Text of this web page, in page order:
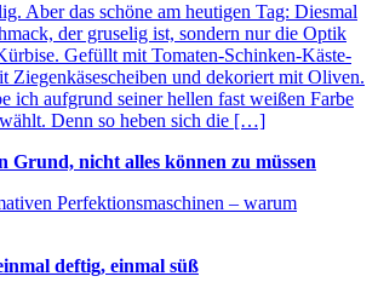
Aber das schöne am heutigen Tag: Diesmal
der gruselig ist, sondern nur die Optik
Gefüllt mit Tomaten-Schinken-Käste-
Ziegenkäsescheiben und dekoriert mit Oliven.
ich aufgrund seiner hellen fast weißen Farbe
Denn so heben sich die […]
Grund, nicht alles können zu müssen
Perfektionsmaschinen – warum
deftig, einmal süß